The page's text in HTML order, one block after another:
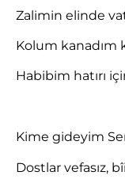
Zalimin elinde
Kolum kanadım
Habibim hatırı
Kime gideyim
Dostlar vefasız,